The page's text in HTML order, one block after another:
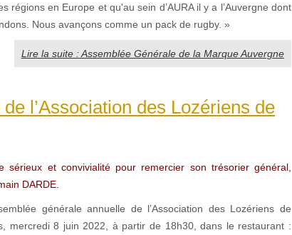
régions en Europe et qu'au sein d’AURA il y a l’Auvergne dont
Nous avançons comme un pack de rugby. »
Lire la suite : Assemblée Générale de la Marque Auvergne
l’Association des Lozériens de
sérieux et convivialité pour remercier son trésorier général,
DARDE.
générale annuelle de l’Association des Lozériens de
mercredi 8 juin 2022, à partir de 18h30, dans le restaurant :